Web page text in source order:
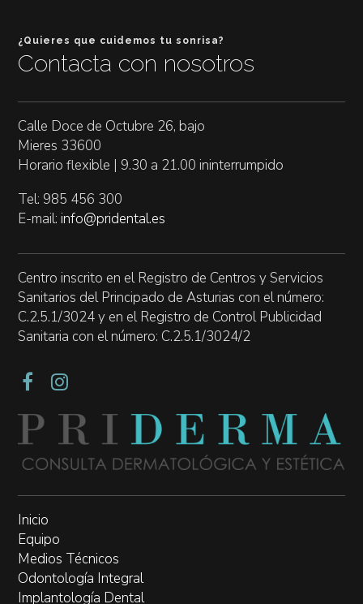
¿Quieres que cuidemos tu sonrisa?
Contacta con nosotros
Calle Doce de Octubre 26, bajo
Mieres 33600
Horario flexible | 9.30 a 21.00 ininterrumpido
Tel: 985 456 300
E-mail:info@pridental.es
Centro inscrito en el Registro de Centros y Servicios
Sanitarios del Principado de Asturias con el número:
C.2.5.1/3024 y en el Registro de Control Publicidad
Sanitaria con el número: C.2.5.1/3024/2
Inicio
Equipo
Medios Técnicos
Odontología Integral
Implantología Dental